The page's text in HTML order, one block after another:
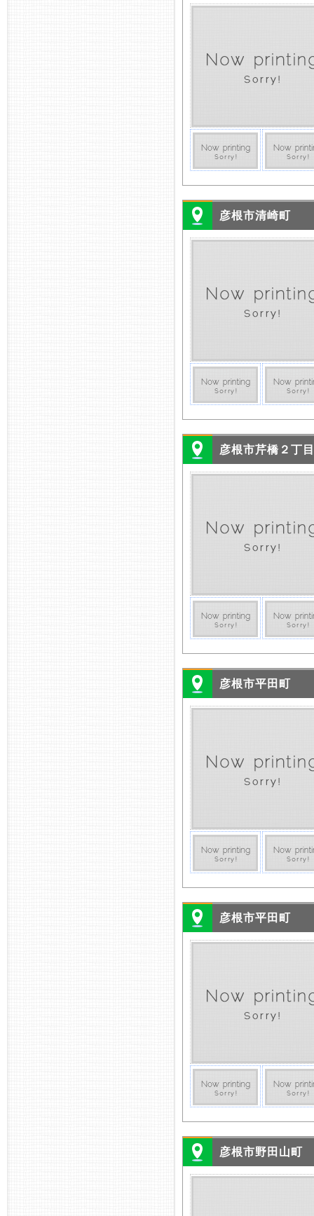
彦根市清崎町
彦根市芹橋２丁目
彦根市平田町
彦根市平田町
彦根市野田山町